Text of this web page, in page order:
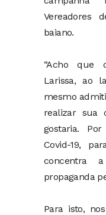
Vereadores
baiano.
“Acho que
Larissa, ao
mesmo
realizar sua
gostaria.
Covid-19,
concentra
propaganda
Para isto,